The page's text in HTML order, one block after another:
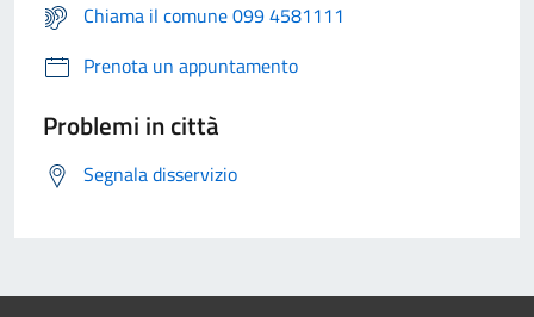
Chiama il comune 099 4581111
Prenota un appuntamento
Problemi in città
Segnala disservizio